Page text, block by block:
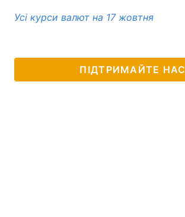
Усі курси валют на 17 жовтня
ПІДТРИМАЙТЕ НАС